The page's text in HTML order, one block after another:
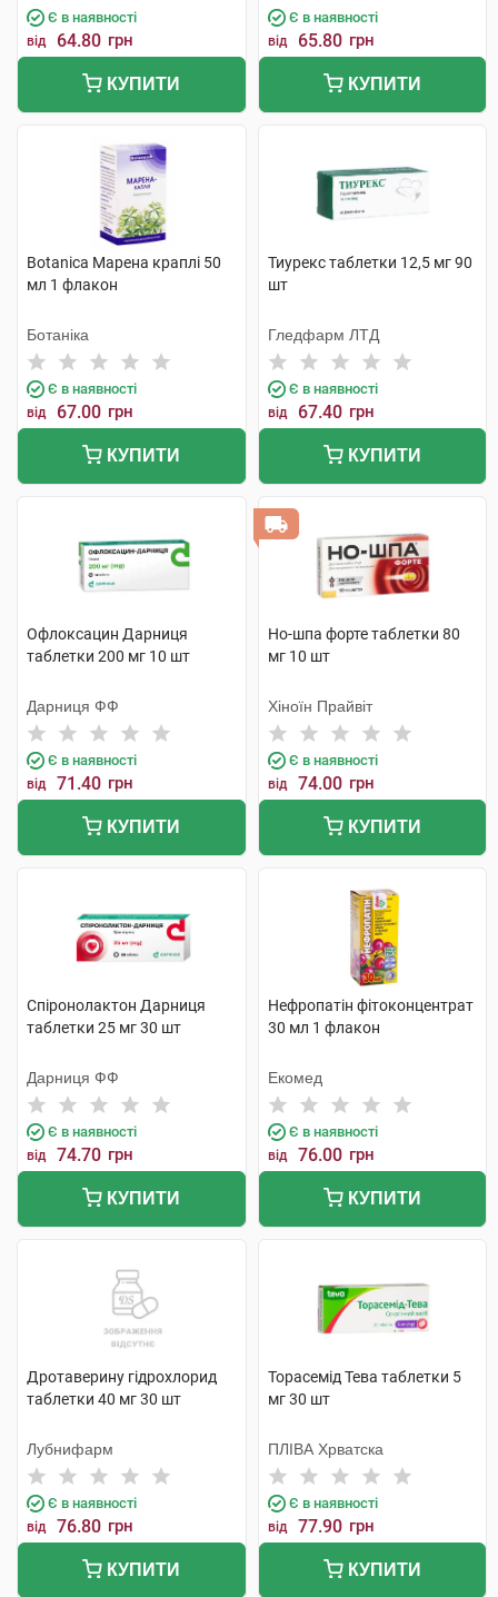
Є в наявності
від 64.80 грн
КУПИТИ
Є в наявності
від 65.80 грн
КУПИТИ
Botanica Марена краплі 50
мл 1 флакон
Ботаніка
Є в наявності
від 67.00 грн
КУПИТИ
Тиурекс таблетки 12,5 мг 90
шт
Гледфарм ЛТД
Є в наявності
від 67.40 грн
КУПИТИ
Офлоксацин Дарниця
таблетки 200 мг 10 шт
Дарниця ФФ
Є в наявності
від 71.40 грн
КУПИТИ
Но-шпа форте таблетки 80
мг 10 шт
Хіноїн Прайвіт
Є в наявності
від 74.00 грн
КУПИТИ
Спіронолактон Дарниця
таблетки 25 мг 30 шт
Дарниця ФФ
Є в наявності
від 74.70 грн
КУПИТИ
Нефропатін фітоконцентрат
30 мл 1 флакон
Екомед
Є в наявності
від 76.00 грн
КУПИТИ
Дротаверину гідрохлорид
таблетки 40 мг 30 шт
Лубнифарм
Є в наявності
від 76.80 грн
КУПИТИ
Торасемід Тева таблетки 5
мг 30 шт
ПЛІВА Хрватска
Є в наявності
від 77.90 грн
КУПИТИ